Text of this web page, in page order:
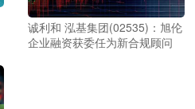
诚利和 泓基集团(02535)：旭伦
企业融资获委任为新合规顾问